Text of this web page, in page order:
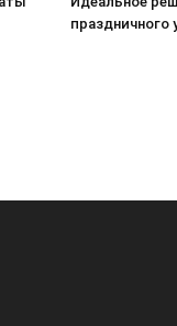
праздничного